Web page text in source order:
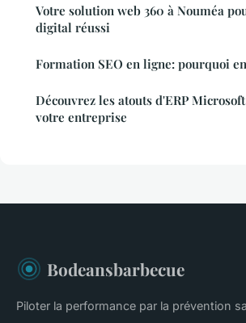
Votre solution web 360 à Nouméa
digital réussi
Formation SEO en ligne: pourquoi
Découvrez les atouts d'ERP
votre entreprise
Bodeansbarbecue
Piloter la performance par la prévention